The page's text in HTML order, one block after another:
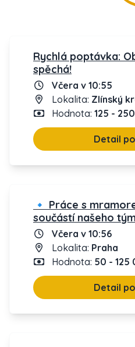
Rychlá poptávka:
spěchá!
Včera v 10:55
Lokalita: Zlínský
Hodnota: 125 -
Detail
🔹 Práce s
součástí našeho
Včera v 10:56
Lokalita: Praha
Hodnota: 50 - 125
Detail